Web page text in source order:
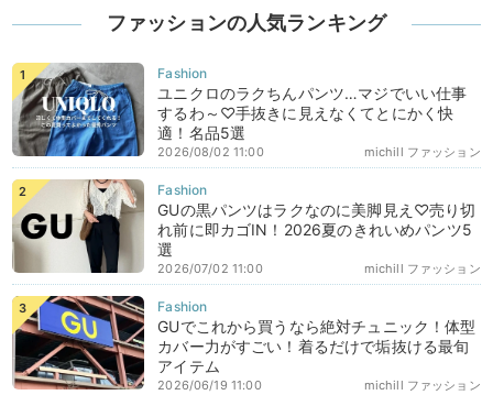
ファッションの人気ランキング
ユニクロのラクちんパンツ…マジでいい仕事
するわ～♡手抜きに見えなくてとにかく快
適！名品5選
michill ファッション
2026/08/02 11:00
GUの黒パンツはラクなのに美脚見え♡売り切
れ前に即カゴIN！2026夏のきれいめパンツ5
選
michill ファッション
2026/07/02 11:00
GUでこれから買うなら絶対チュニック！体型
カバー力がすごい！着るだけで垢抜ける最旬
アイテム
michill ファッション
2026/06/19 11:00